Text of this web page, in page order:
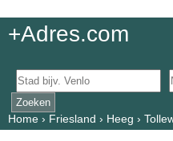
+Adres.com
Home› Friesland › Heeg ›